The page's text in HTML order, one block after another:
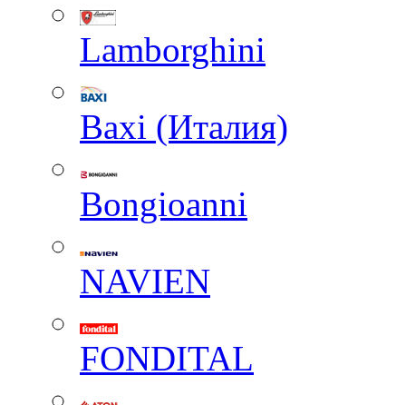
Lamborghini
Baxi (Италия)
Вongioanni
NAVIEN
FONDITAL